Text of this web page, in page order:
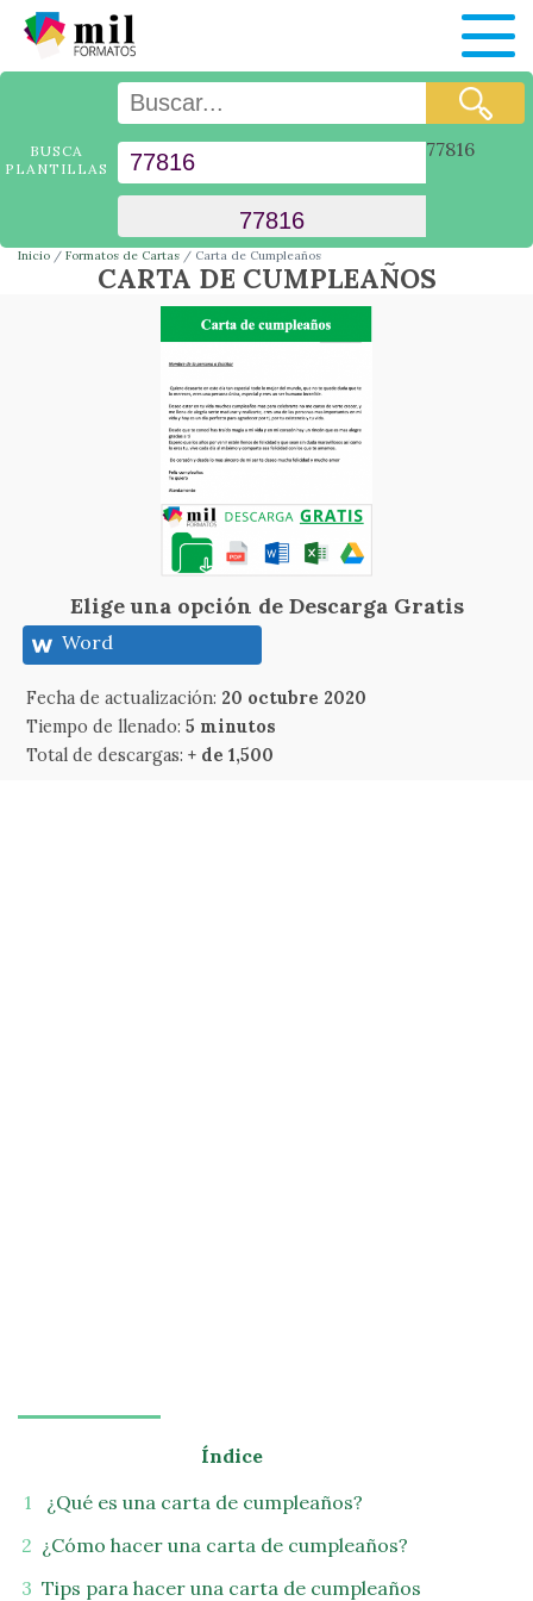
BUSCA
PLANTILLAS
77816
Inicio Formatos de Cartas Carta de Cumpleaños
CARTA DE CUMPLEAÑOS
Elige una opción de Descarga Gratis
Word
Fecha de actualización: 20 octubre 2020
Tiempo de llenado:5 minutos
Total de descargas:+ de 1,500
Índice
¿Qué es una carta de cumpleaños?
¿Cómo hacer una carta de cumpleaños?
Tips para hacer una carta de cumpleaños